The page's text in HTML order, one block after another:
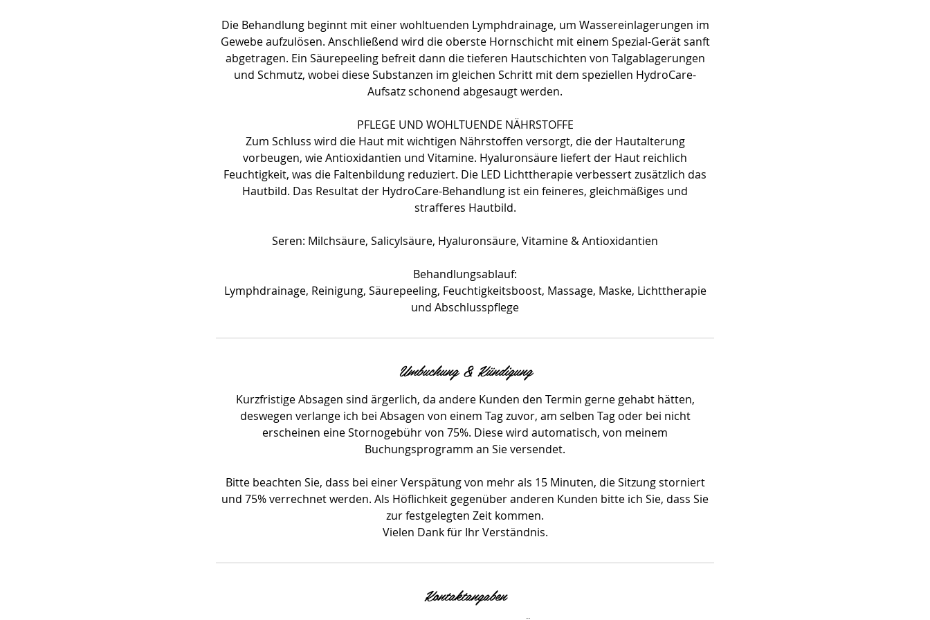
i
n
.
Die Behandlung beginnt mit einer wohltuenden Lymphdrainage, um Wassereinlagerungen im
Gewebe aufzulösen. Anschließend wird die oberste Hornschicht mit einem Spezial-Gerät sanft
abgetragen. Ein Säurepeeling befreit dann die tieferen Hautschichten von Talgablagerungen
und Schmutz, wobei diese Substanzen im gleichen Schritt mit dem speziellen HydroCare-
Aufsatz schonend abgesaugt werden.
PFLEGE UND WOHLTUENDE NÄHRSTOFFE
Zum Schluss wird die Haut mit wichtigen Nährstoffen versorgt, die der Hautalterung
vorbeugen, wie Antioxidantien und Vitamine. Hyaluronsäure liefert der Haut reichlich
Feuchtigkeit, was die Faltenbildung reduziert. Die LED Lichttherapie verbessert zusätzlich das
Hautbild. Das Resultat der HydroCare-Behandlung ist ein feineres, gleichmäßiges und
strafferes Hautbild.
Seren: Milchsäure, Salicylsäure, Hyaluronsäure, Vitamine & Antioxidantien
Behandlungsablauf:
Lymphdrainage, Reinigung, Säurepeeling, Feuchtigkeitsboost, Massage, Maske, Lichttherapie
und Abschlusspflege
Umbuchung & Kündigung
Kurzfristige Absagen sind ärgerlich, da andere Kunden den Termin gerne gehabt hätten,
deswegen verlange ich bei Absagen von einem Tag zuvor, am selben Tag oder bei nicht
erscheinen eine Stornogebühr von 75%. Diese wird automatisch, von meinem
Buchungsprogramm an Sie versendet.
Bitte beachten Sie, dass bei einer Verspätung von mehr als 15 Minuten, die Sitzung storniert
und 75% verrechnet werden. Als Höflichkeit gegenüber anderen Kunden bitte ich Sie, dass Sie
zur festgelegten Zeit kommen.
Kontaktangaben